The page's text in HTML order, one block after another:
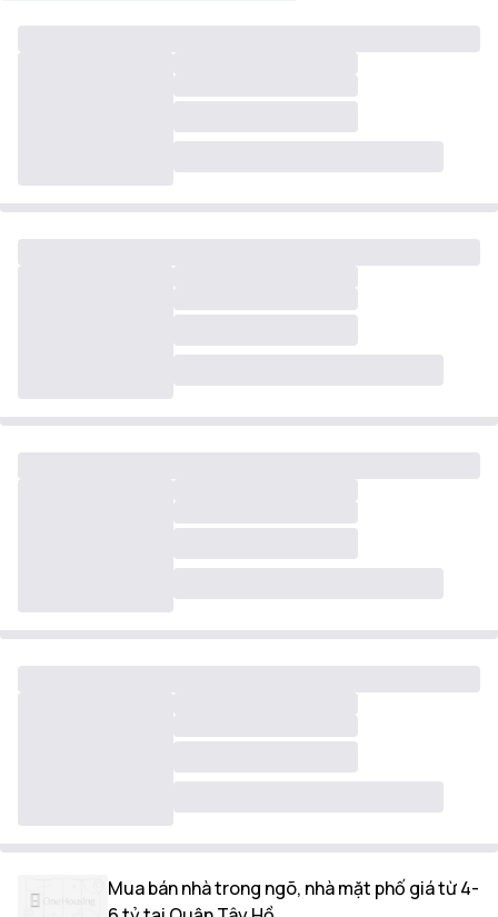
Mua bán nhà trong ngõ, nhà mặt phố giá từ 4-